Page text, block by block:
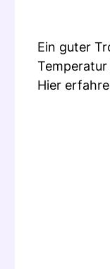
Ein guter
Hier